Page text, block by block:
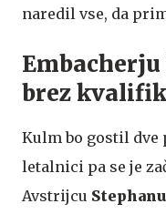
naredil vse, da
brez
Kulm bo gostil dve
letalnici pa se je
Avstrijcu